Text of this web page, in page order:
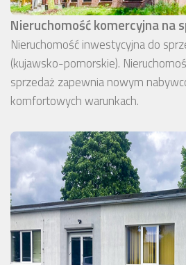
Nieruchomość komercyjna na
Nieruchomość inwestycyjna do
(kujawsko-pomorskie).
sprzedaż zapewnia nowym
komfortowych warunkach.